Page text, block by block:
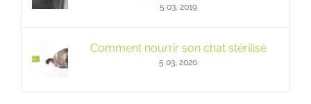
5 03, 2019
Comment nourrir son chat stérilisé
5 03, 2020